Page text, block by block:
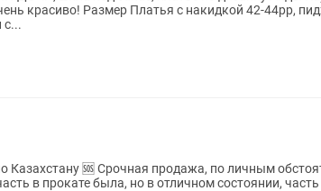
красиво! Размер Платья с накидкой 42-44рр,
с...
личным обстоятельствам ‼️
в прокате была, но в отличном состоянии, часть